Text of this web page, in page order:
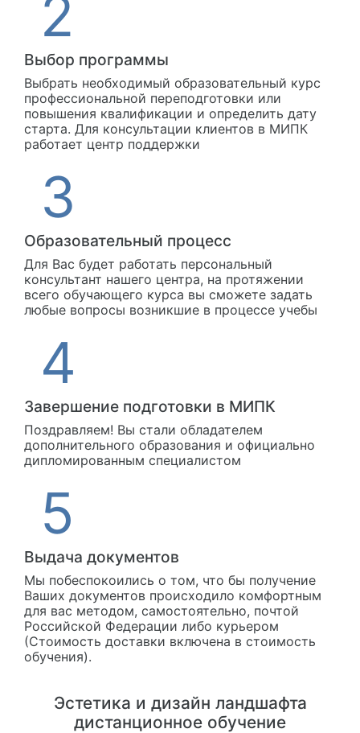
Выбор программы
Выбрать необходимый образовательный курс
профессиональной переподготовки или
повышения квалификации и определить дату
старта. Для консультации клиентов в МИПК
работает центр поддержки
Образовательный процесс
Для Вас будет работать персональный
консультант нашего центра, на протяжении
всего обучающего курса вы сможете задать
любые вопросы возникшие в процессе учебы
Завершение подготовки в МИПК
Поздравляем! Вы стали обладателем
дополнительного образования и официально
дипломированным специалистом
Выдача документов
Мы побеспокоились о том, что бы получение
Ваших документов происходило комфортным
для вас методом, самостоятельно, почтой
Российской Федерации либо курьером
(Стоимость доставки включена в стоимость
обучения).
Эстетика и дизайн ландшафта
дистанционное обучение